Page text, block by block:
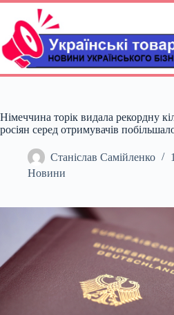
Перейти
вмісту
Німеччина торік видала рекордну
росіян серед отримувачів
Станіслав Самійленко
Новини